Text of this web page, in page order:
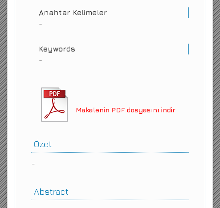
Anahtar Kelimeler
-
Keywords
-
Makalenin PDF dosyasını indir
Özet
-
Abstract